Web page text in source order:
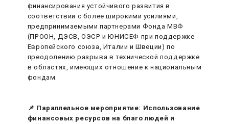
финансирования устойчивого развития в
соответствии с более широкими усилиями,
предпринимаемыми партнерами Фонда МВФ
(ПРООН, ДЭСВ, ОЭСР и ЮНИСЕФ при поддержке
Европейского союза, Италии и Швеции) по
преодолению разрыва в технической поддержке
в областях, имеющих отношение к национальным
фондам.
📌 Параллельное мероприятие: Использование
финансовых ресурсов на благо людей и